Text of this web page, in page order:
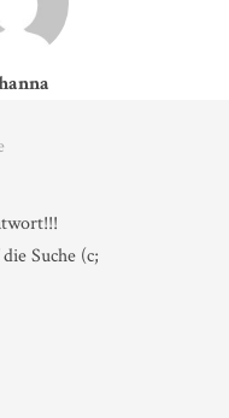
Suche (c;